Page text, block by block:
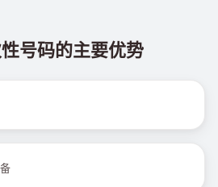
号码的主要优势